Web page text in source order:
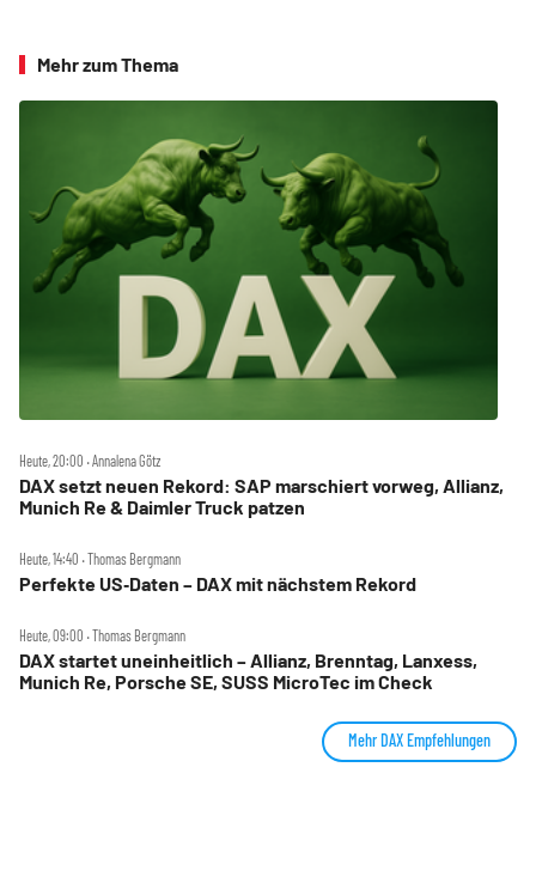
Mehr zum Thema
Heute, 20:00 ‧ Annalena Götz
DAX setzt neuen Rekord: SAP marschiert vorweg, Allianz,
Munich Re & Daimler Truck patzen
Heute, 14:40 ‧ Thomas Bergmann
Perfekte US‑Daten – DAX mit nächstem Rekord
Heute, 09:00 ‧ Thomas Bergmann
DAX startet uneinheitlich – Allianz, Brenntag, Lanxess,
Munich Re, Porsche SE, SUSS MicroTec im Check
Mehr DAX Empfehlungen